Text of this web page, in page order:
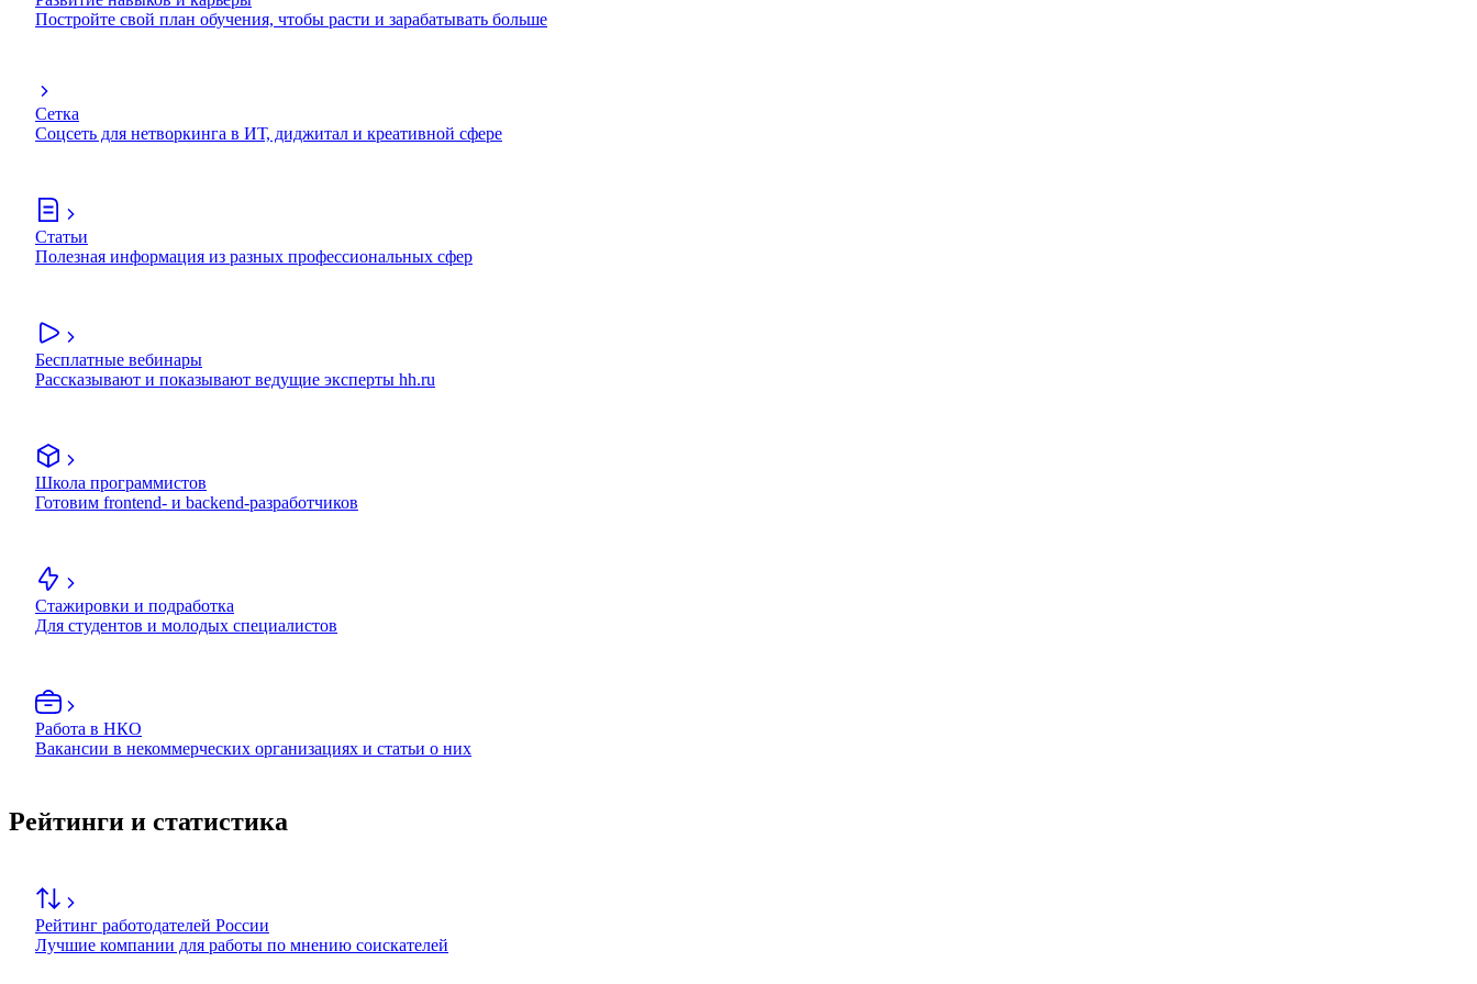
Постройте свой план обучения, чтобы расти и зарабатывать больше
Сетка
Соцсеть для нетворкинга в ИТ, диджитал и креативной сфере
Статьи
Полезная информация из разных профессиональных сфер
Бесплатные вебинары
Рассказывают и показывают ведущие эксперты hh.ru
Школа программистов
Готовим frontend- и backend-разработчиков
Стажировки и подработка
Для студентов и молодых специалистов
Работа в НКО
Вакансии в некоммерческих организациях и статьи о них
Рейтинги и статистика
Рейтинг работодателей России
Лучшие компании для работы по мнению соискателей